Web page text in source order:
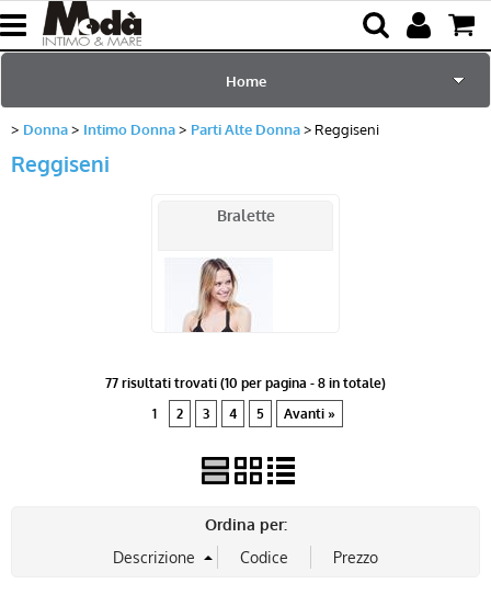
Home
per Lei
Mare e Piscina
Abbigliamento
Blog
Donna Intimo Donna Parti Alte Donna Reggiseni
Reggiseni
Bralette
77 risultati trovati (10 per pagina - 8 in totale)
1
2 3 4 5 Avanti »
Ordina per: